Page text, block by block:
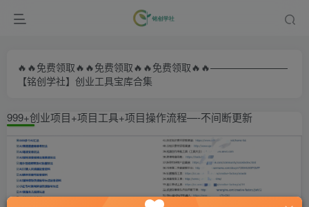
🔥🔥免费领取🔥🔥免费领取🔥🔥免费领取🔥🔥————————
【铭创学社】创业工具宝库合集
999+创业项目+项目工具+项目操作流程—-不间断更新